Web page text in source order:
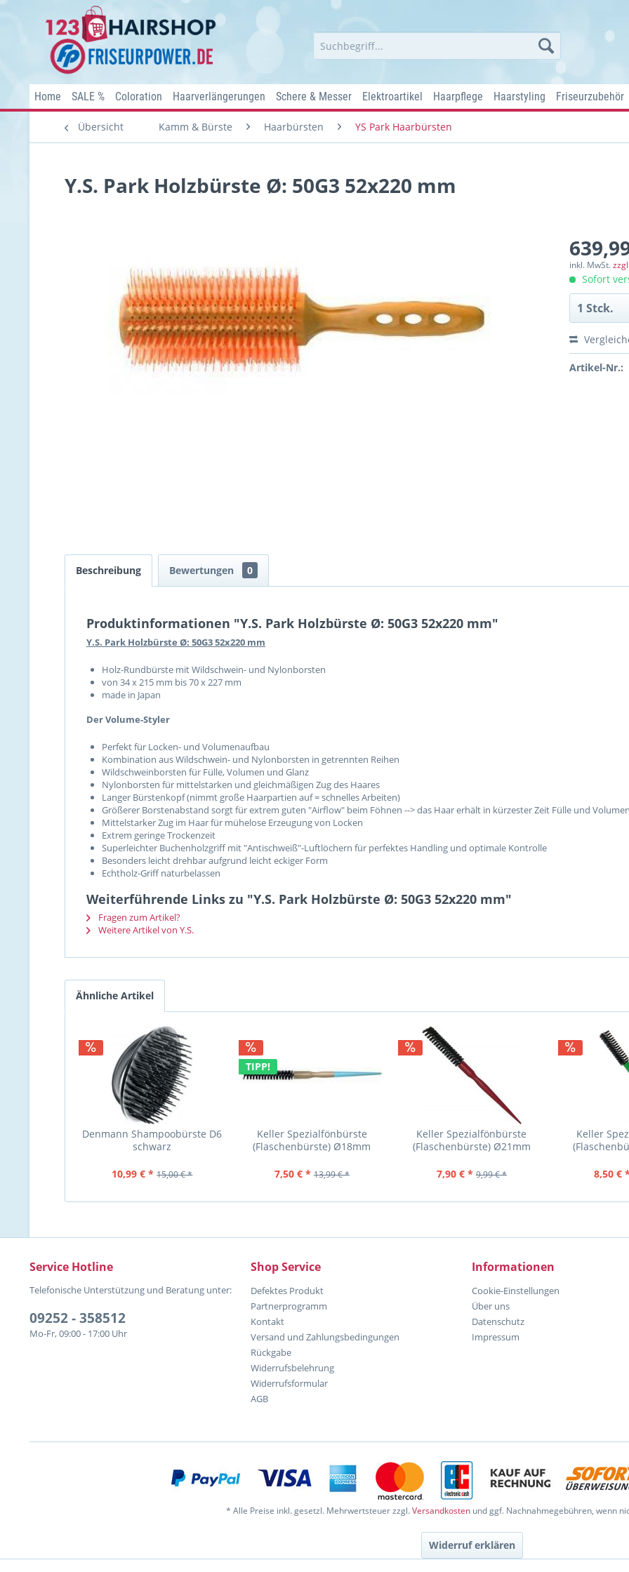
Home SALE % Coloration Haarverlängerungen Schere & Messer Elektroartikel Haarpflege Haarstyling Friseurzubehör
Übersicht Kamm & Bürste Haarbürsten YS Park Haarbürsten
Y.S. Park Holzbürste Ø: 50G3 52x220 mm
inkl. MwSt.
Sofort
Artikel-Nr.:
Beschreibung Bewertungen 0
Produktinformationen "Y.S. Park Holzbürste Ø: 50G3 52x220 mm"
Y.S. Park Holzbürste Ø: 50G3 52x220 mm
Holz-Rundbürste mit Wildschwein- und Nylonborsten
von 34 x 215 mm bis 70 x 227 mm
made in Japan
Der Volume-Styler
Perfekt für Locken- und Volumenaufbau
Kombination aus Wildschwein- und Nylonborsten in getrennten Reihen
Wildschweinborsten für Fülle, Volumen und Glanz
Nylonborsten für mittelstarken und gleichmäßigen Zug des Haares
Langer Bürstenkopf (nimmt große Haarpartien auf = schnelles Arbeiten)
Größerer Borstenabstand sorgt für extrem guten "Airflow" beim Föhnen --> das Haar erhält in kürzester Zeit Fülle und
Mittelstarker Zug im Haar für mühelose Erzeugung von Locken
Extrem geringe Trockenzeit
Superleichter Buchenholzgriff mit "Antischweiß"-Luftlöchern für perfektes Handling und optimale Kontrolle
Besonders leicht drehbar aufgrund leicht eckiger Form
Echtholz-Griff naturbelassen
Weiterführende Links zu "Y.S. Park Holzbürste Ø: 50G3 52x220 mm"
Fragen zum Artikel?
Weitere Artikel von Y.S.
Ähnliche Artikel
Denmann Shampoobürste D6
schwarz
10,99 € * 15,00 € *
TIPP!
Keller Spezialfönbürste
(Flaschenbürste) Ø18mm
7,50 € * 13,99 € *
Keller Spezialfönbürste
(Flaschenbürste) Ø21mm
7,90 € * 9,99 € *
Keller
8,50 €
Service Hotline
Telefonische Unterstützung und Beratung unter:
09252 - 358512
Mo-Fr, 09:00 - 17:00 Uhr
Shop Service
Defektes Produkt
Partnerprogramm
Kontakt
Versand und Zahlungsbedingungen
Rückgabe
Widerrufsbelehrung
Widerrufsformular
AGB
Informationen
Cookie-Einstellungen
Über uns
Datenschutz
Impressum
* Alle Preise inkl. gesetzl. Mehrwertsteuer zzgl.Versandkostenund ggf. Nachnahmegebühren, wenn
Widerruf erklären